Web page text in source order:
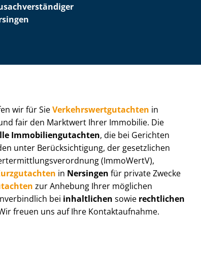
wir für SieVer­kehrs­wert­gut­ach­ten in
fair den Marktwert Ihrer Immobilie. Die
Im­mo­bi­li­en­gut­ach­ten, die bei Gerichten
unter Be­rück­sich­ti­gung, der gesetzlichen
(ImmoWertV),
in Nersingen für private Zwecke
zur Anhebung Ihrer möglichen
bei inhaltlichen sowie rechtlichen
freuen uns auf Ihre Kontaktaufnahme.